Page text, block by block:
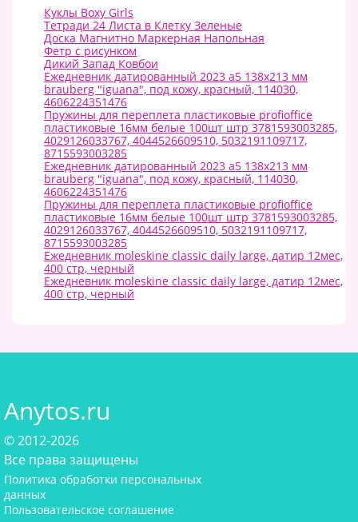
Куклы Boxy Girls
Тетради 24 Листа в Клетку Зеленые
Доска Магнитно Маркерная Напольная
Фетр с рисунком
Дикий Запад Ковбои
Ежедневник датированный 2023 а5 138x213 мм
brauberg "iguana", под кожу, красный, 114030,
4606224351476
Пружины для переплета пластиковые profioffice
пластиковые 16мм белые 100шт штр 3781593003285,
4029126033767, 4044526609510, 5032191109717,
8715593003285
Ежедневник датированный 2023 а5 138x213 мм
brauberg "iguana", под кожу, красный, 114030,
4606224351476
Пружины для переплета пластиковые profioffice
пластиковые 16мм белые 100шт штр 3781593003285,
4029126033767, 4044526609510, 5032191109717,
8715593003285
Ежедневник moleskine classic daily large, датир 12мес,
400 стр, черный
Ежедневник moleskine classic daily large, датир 12мес,
400 стр, черный
Anytos.ru
© 2012-2026
Все права защищены
Политика обработки персональных
данных
Пользовательское соглашение